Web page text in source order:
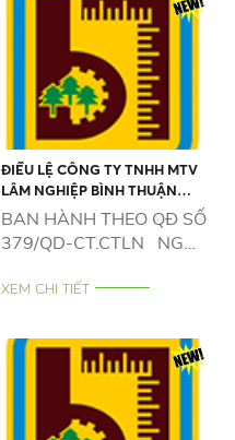
ĐIỀU LỆ CÔNG TY TNHH MTV
LÂM NGHIỆP BÌNH THUẬN
NĂM 2026
BAN HÀNH THEO QĐ SỐ
379/QD-CT.CTLN NGÀY
XEM CHI TIẾT